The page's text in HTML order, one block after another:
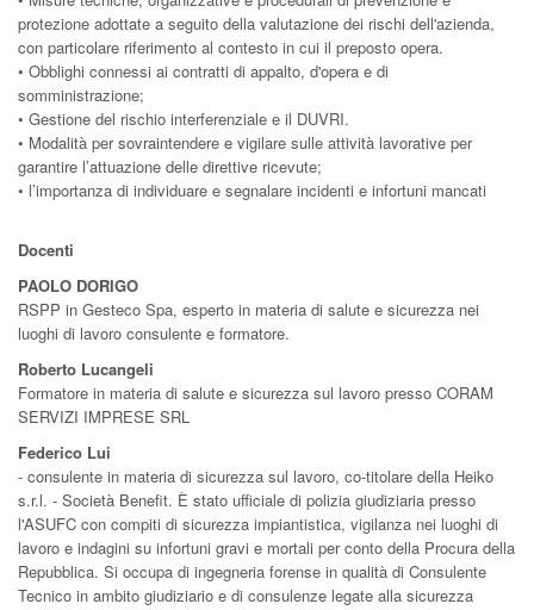
protezione adottate a seguito della valutazione dei rischi dell'azienda,
con particolare riferimento al contesto in cui il preposto opera.
• Obblighi connessi ai contratti di appalto, d'opera e di
somministrazione;
• Gestione del rischio interferenziale e il DUVRI.
• Modalità per sovraintendere e vigilare sulle attività lavorative per
garantire l’attuazione delle direttive ricevute;
• l’importanza di individuare e segnalare incidenti e infortuni mancati
Docenti
PAOLO DORIGO
RSPP in Gesteco Spa, esperto in materia di salute e sicurezza nei
luoghi di lavoro consulente e formatore.
Roberto Lucangeli
Formatore in materia di salute e sicurezza sul lavoro presso CORAM
SERVIZI IMPRESE SRL
Federico Lui
- consulente in materia di sicurezza sul lavoro, co-titolare della Heiko
s.r.l. - Società Benefit. È stato ufficiale di polizia giudiziaria presso
l'ASUFC con compiti di sicurezza impiantistica, vigilanza nei luoghi di
lavoro e indagini su infortuni gravi e mortali per conto della Procura della
Repubblica. Si occupa di ingegneria forense in qualità di Consulente
Tecnico in ambito giudiziario e di consulenze legate alla sicurezza